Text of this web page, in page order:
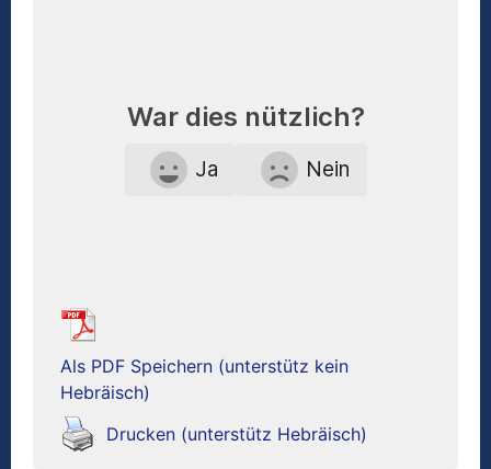
War dies nützlich?
Ja Nein
Als PDF Speichern (unterstütz kein
Hebräisch)
Drucken (unterstütz Hebräisch)